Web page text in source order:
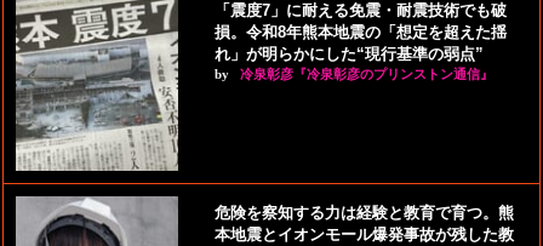
「震度7」に耐える免震・耐震技術でも破
損。令和8年熊本地震の「想定を超えた揺
れ」が明らかにした“現行基準の弱点”
by 冷泉彰彦『冷泉彰彦のプリンストン通信』
危険を察知する力は経験と教育で育つ。熊
本地震とイオンモール爆発事故が残した教